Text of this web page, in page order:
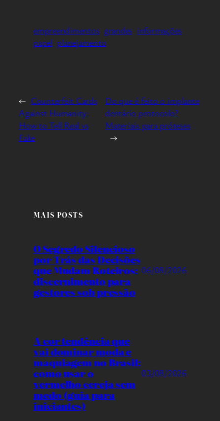
empreendimentos grandes informações
papel planejamento
← Counterfeit Cards
Against Humanity:
How to Tell Real vs
Fake
Do que é feito o implante
dentário protocolo?
Materiais para próteses
→
MAIS POSTS
O Segredo Silencioso
por Trás das Decisões
que Mudam Roteiros:
discernimento para
gestores sob pressão
06/08/2026
A cor tendência que
vai dominar moda e
maquiagem no Brasil:
como usar o
vermelho cereja sem
medo (guia para
iniciantes)
03/08/2026